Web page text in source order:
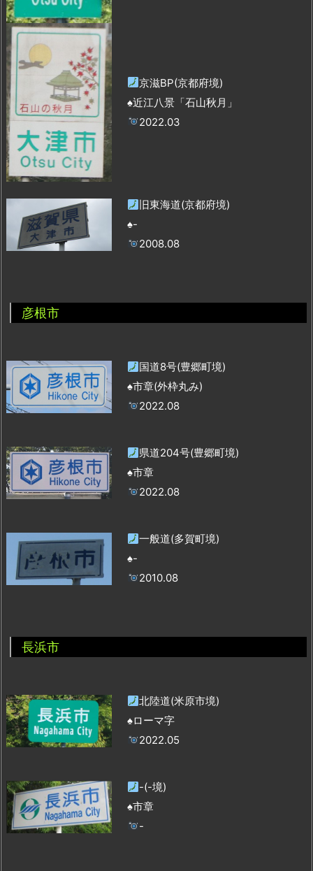
京滋BP(京都府境)
♠近江八景「石山秋月」
2022.03
旧東海道(京都府境)
♠-
2008.08
彦根市
国道8号(豊郷町境)
♠市章(外枠丸み)
2022.08
県道204号(豊郷町境)
♠市章
2022.08
一般道(多賀町境)
♠-
2010.08
長浜市
北陸道(米原市境)
♠ローマ字
2022.05
-(-境)
♠市章
-